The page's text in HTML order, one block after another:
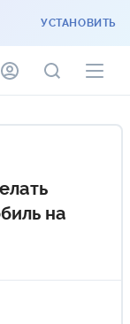
УСТАНОВИТЬ
на